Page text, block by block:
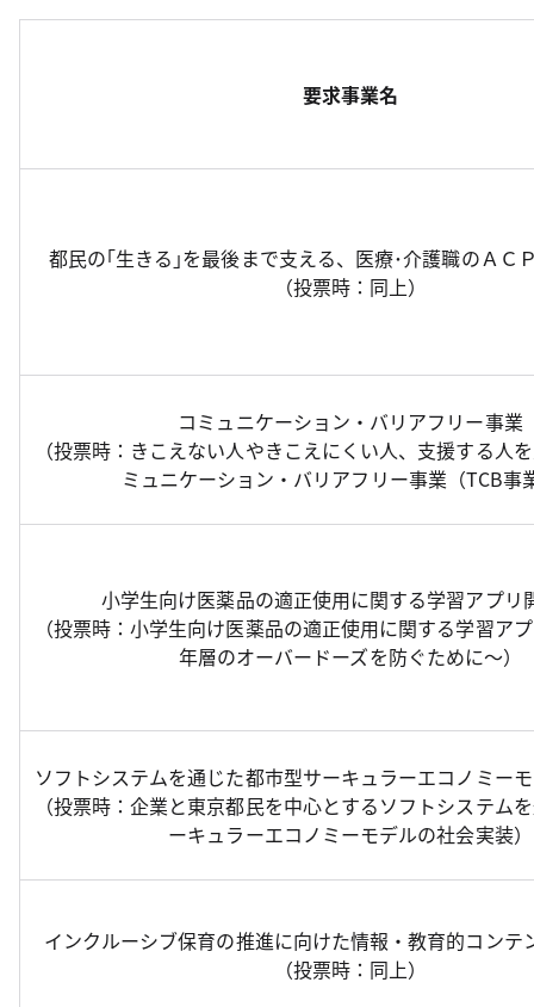
要求事業名
都民の｢生きる｣を最後まで支える、医療･介護職のＡＣ
（投票時：同上）
コミュニケーション・バリアフリー事業
（投票時：きこえない人やきこえにくい人、支援する人
ミュニケーション・バリアフリー事業（TCB事
小学生向け医薬品の適正使用に関する学習アプリ
（投票時：小学生向け医薬品の適正使用に関する学習ア
年層のオーバードーズを防ぐために～）
ソフトシステムを通じた都市型サーキュラーエコノミー
（投票時：企業と東京都民を中心とするソフトシステム
ーキュラーエコノミーモデルの社会実装）
インクルーシブ保育の推進に向けた情報・教育的コンテ
（投票時：同上）